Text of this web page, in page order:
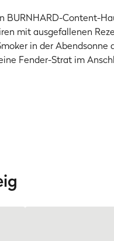
BURNHARD-Content-
mit ausgefallenen
in der Abendsonne
Fender-Strat im